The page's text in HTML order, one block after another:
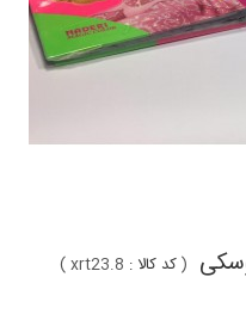
(کد کالا : xrt23.8
)